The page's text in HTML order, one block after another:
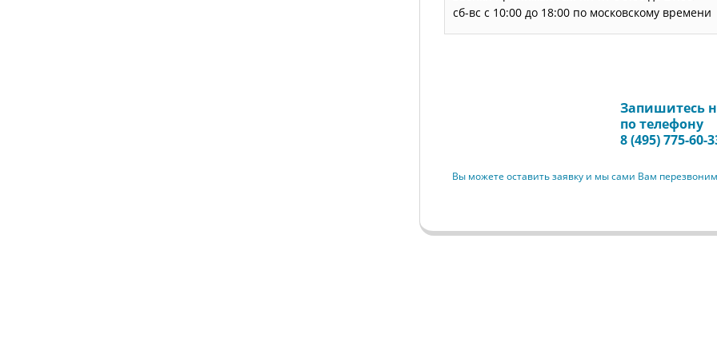
сб-вс с 10:00 до 18:00 по московскому времени
Запишитесь
по телефону
8 (495) 775-60-
Вы можете оставить заявку и мы сами Вам перезвоним